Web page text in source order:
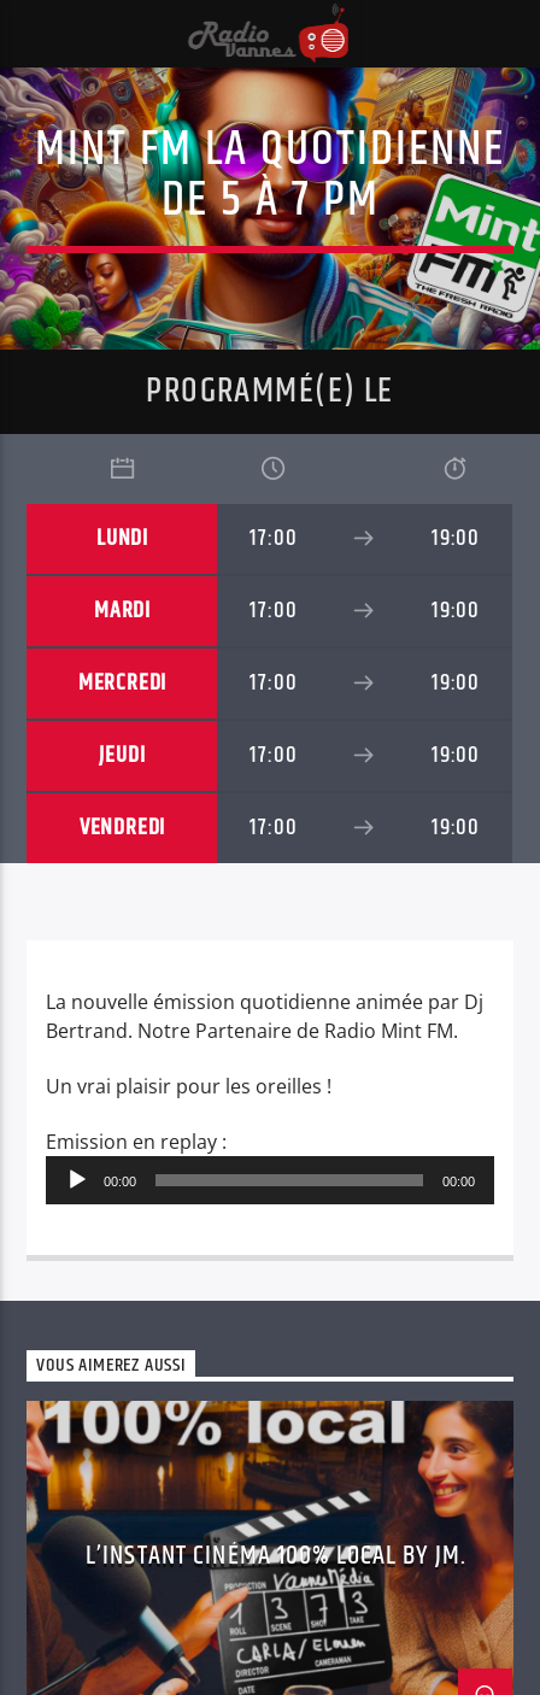
MINT FM LA QUOTIDIENNE
DE 5 À 7 PM
PROGRAMMÉ(E) LE
LUNDI 17:00 19:00
MARDI 17:00 19:00
MERCREDI 17:00 19:00
JEUDI 17:00 19:00
VENDREDI 17:00 19:00
La nouvelle émission quotidienne animée par Dj
Bertrand. Notre Partenaire de Radio Mint FM.
Un vrai plaisir pour les oreilles !
Emission en replay :
Lecteur
audio
00:00 00:00
VOUS AIMEREZ AUSSI
L’INSTANT CINÉMA 100% LOCAL BY JM.